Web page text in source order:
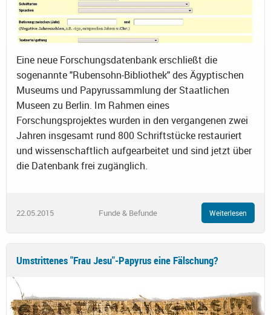
Eine neue Forschungsdatenbank erschließt die
sogenannte "Rubensohn-Bibliothek" des Ägyptischen
Museums und Papyrussammlung der Staatlichen
Museen zu Berlin. Im Rahmen eines
Forschungsprojektes wurden in den vergangenen zwei
Jahren insgesamt rund 800 Schriftstücke restauriert
und wissenschaftlich aufgearbeitet und sind jetzt über
die Datenbank frei zugänglich.
22.05.2015 Funde & Befunde Weiterlesen
Umstrittenes "Frau Jesu"-Papyrus eine Fälschung?